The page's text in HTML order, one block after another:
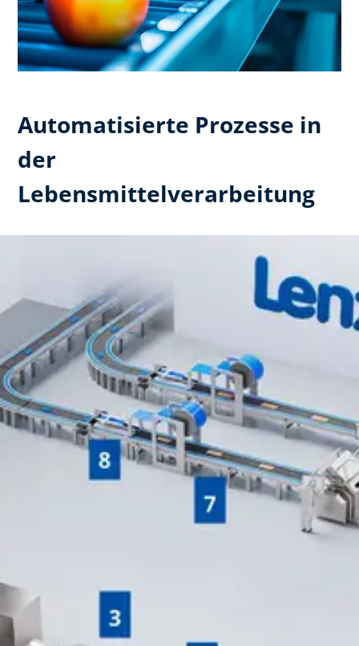
Automatisierte Prozesse in
der
Lebensmittelverarbeitung